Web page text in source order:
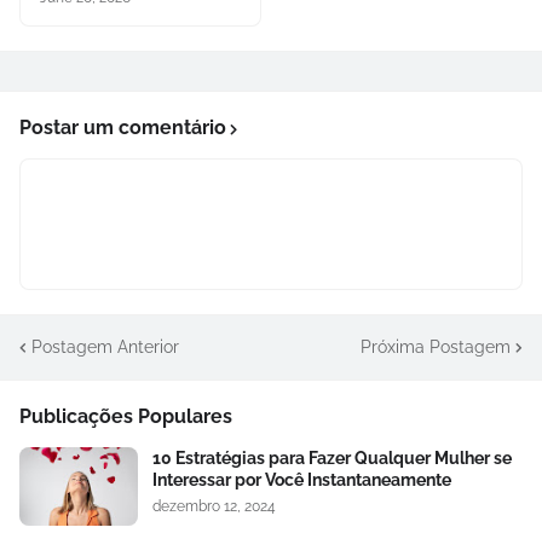
Postar um comentário
Postagem Anterior Próxima Postagem
Publicações Populares
10 Estratégias para Fazer Qualquer Mulher se
Interessar por Você Instantaneamente
dezembro 12, 2024